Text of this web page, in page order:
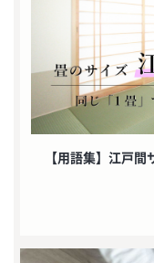
【用語集】江戸